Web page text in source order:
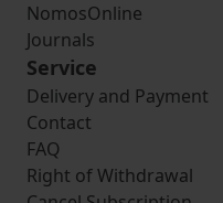
NomosOnline
Journals
Service
Delivery and Payment
Contact
FAQ
Right of Withdrawal